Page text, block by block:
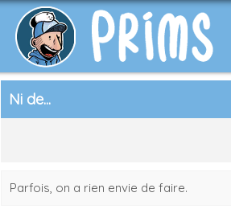
Ni de...
Parfois, on a rien envie de faire.